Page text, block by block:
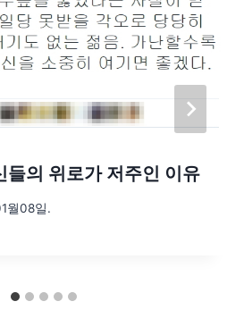
들의 위로가 저주인 이유
월08일.